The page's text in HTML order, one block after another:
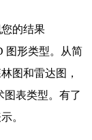
的结果
图形类型。从简
图和雷达图，
图表类型。有了
。